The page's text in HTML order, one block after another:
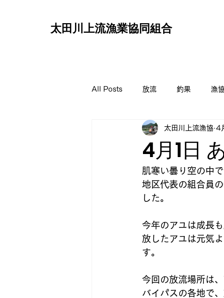
太田川上流漁業協同組合
All Posts 放流 釣果 漁
4月1日
太田川上流漁協 4
肌寒い曇り空の中
地区代表の組合員
した。
今年のアユは成長
放したアユは元気
す。
今回の放流場所は
バイパスの各地で